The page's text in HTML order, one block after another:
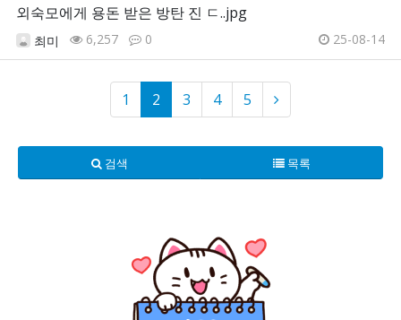
외숙모에게 용돈 받은 방탄 진 ㄷ..jpg
최미 6,257 0 25-08-14
1 2 3 4 5
검색 목록